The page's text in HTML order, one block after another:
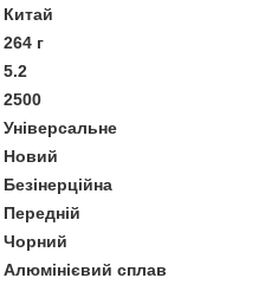
Китай
264 г
5.2
2500
Універсальне
Новий
Безінерційна
Передній
Чорний
Алюмінієвий сплав